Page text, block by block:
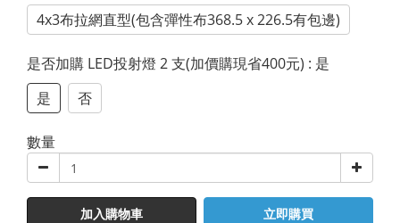
4x3布拉網直型(包含彈性布368.5 x 226.5有包邊)
是否加購 LED投射燈 2 支(加價購現省400元) : 是
是
否
數量
加入購物車 立即購買